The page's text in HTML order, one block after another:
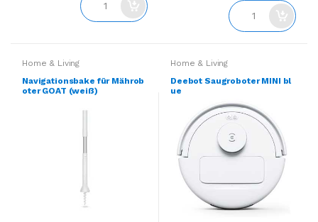
Home & Living
Navigationsbake für Mährob
oter GOAT (weiß)
Home & Living
Deebot Saugroboter MINI bl
ue